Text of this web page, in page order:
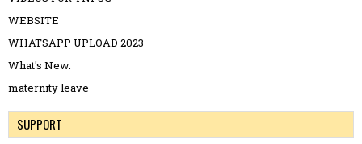
WEBSITE
WHATSAPP UPLOAD 2023
What's New.
maternity leave
SUPPORT